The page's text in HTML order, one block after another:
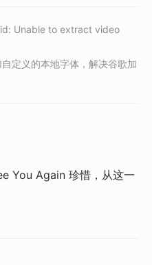
Unable to extract video
定义的本地字体，解决谷歌加
You Again 珍惜，从这一